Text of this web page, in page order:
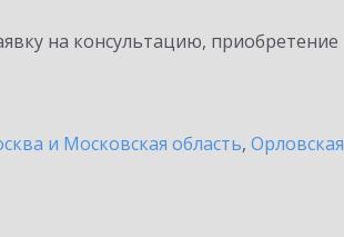
на консультацию, приобретение
и Московская область, Орловская